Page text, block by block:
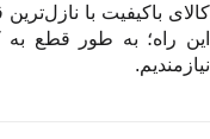
کالای باکیفیت با
این راه؛ به طور قطع
نیازمندیم.